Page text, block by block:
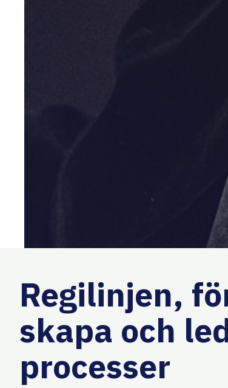
Regilinjen,
skapa och
processer